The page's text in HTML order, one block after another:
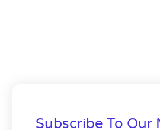
Subscribe To Our